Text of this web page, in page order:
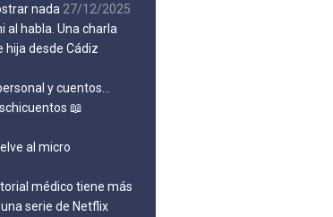
nada 27/12/2025
al habla. Una charla
hija desde Cádiz
y cuentos…
📖
al micro
médico tiene más
serie de Netflix